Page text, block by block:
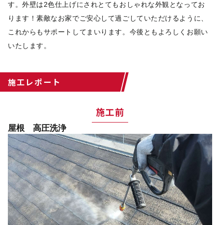
す。外壁は2色仕上げにされとてもおしゃれな外観となってお
ります！素敵なお家でご安心して過ごしていただけるように、
これからもサポートしてまいります。今後ともよろしくお願い
いたします。
施工レポート
施工前
屋根 高圧洗浄